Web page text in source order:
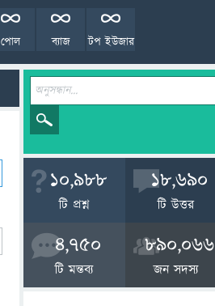
টপ ইউজার
ব্যাজ
পোল
10,988
টি প্রশ্ন
18,690
টি উত্তর
4,750
টি মন্তব্য
890,066
জন সদস্য